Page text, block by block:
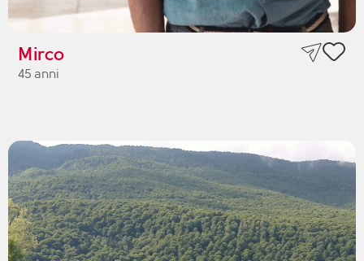
Mirco
45 anni